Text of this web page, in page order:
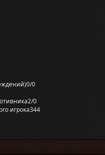
0/0
2/0
игрока344